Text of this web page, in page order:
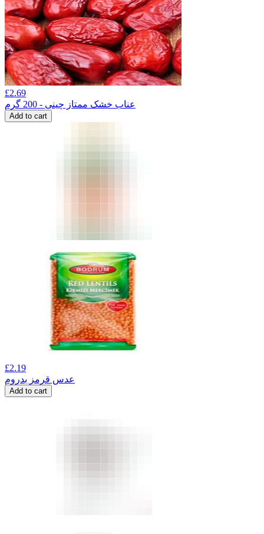
£2.69
عناب خشک ممتاز چینی - 200 گرم
Add to cart
£2.19
عدس قرمز بدروم
Add to cart